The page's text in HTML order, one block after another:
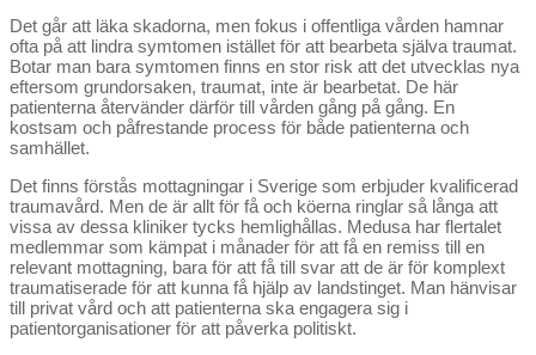
Det går att läka skadorna, men fokus i offentliga vården hamnar
ofta på att lindra symtomen istället för att bearbeta själva traumat.
Botar man bara symtomen finns en stor risk att det utvecklas nya
eftersom grundorsaken, traumat, inte är bearbetat. De här
patienterna återvänder därför till vården gång på gång. En
kostsam och påfrestande process för både patienterna och
samhället.
Det finns förstås mottagningar i Sverige som erbjuder kvalificerad
traumavård. Men de är allt för få och köerna ringlar så långa att
vissa av dessa kliniker tycks hemlighållas. Medusa har flertalet
medlemmar som kämpat i månader för att få en remiss till en
relevant mottagning, bara för att få till svar att de är för komplext
traumatiserade för att kunna få hjälp av landstinget. Man hänvisar
till privat vård och att patienterna ska engagera sig i
patientorganisationer för att påverka politiskt.